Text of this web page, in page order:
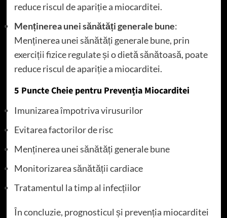
reduce riscul de apariție a miocarditei.
Menținerea unei sănătăți generale bune:
Menținerea unei sănătăți generale bune, prin
exerciții fizice regulate și o dietă sănătoasă, poate
reduce riscul de apariție a miocarditei.
5 Puncte Cheie pentru Prevenția Miocarditei
Imunizarea împotriva virusurilor
Evitarea factorilor de risc
Menținerea unei sănătăți generale bune
Monitorizarea sănătății cardiace
Tratamentul la timp al infecțiilor
În concluzie, prognosticul și prevenția miocarditei